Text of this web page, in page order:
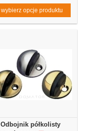
wybierz opcje produktu
Odbojnik półkolisty